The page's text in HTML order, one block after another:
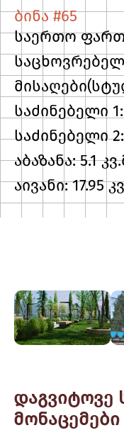
ბინა #65
საერთო
საძინებელი 1:
საძინებელი 2:
აბაზანა: 5.1
აივანი: 17.95
დაგვიტოვე
მონაცემები